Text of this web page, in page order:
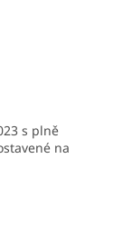
s plně
na